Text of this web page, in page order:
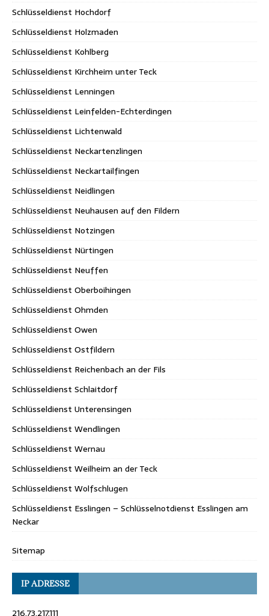
Schlüsseldienst Hochdorf
Schlüsseldienst Holzmaden
Schlüsseldienst Kohlberg
Schlüsseldienst Kirchheim unter Teck
Schlüsseldienst Lenningen
Schlüsseldienst Leinfelden-Echterdingen
Schlüsseldienst Lichtenwald
Schlüsseldienst Neckartenzlingen
Schlüsseldienst Neckartailfingen
Schlüsseldienst Neidlingen
Schlüsseldienst Neuhausen auf den Fildern
Schlüsseldienst Notzingen
Schlüsseldienst Nürtingen
Schlüsseldienst Neuffen
Schlüsseldienst Oberboihingen
Schlüsseldienst Ohmden
Schlüsseldienst Owen
Schlüsseldienst Ostfildern
Schlüsseldienst Reichenbach an der Fils
Schlüsseldienst Schlaitdorf
Schlüsseldienst Unterensingen
Schlüsseldienst Wendlingen
Schlüsseldienst Wernau
Schlüsseldienst Weilheim an der Teck
Schlüsseldienst Wolfschlugen
Schlüsseldienst Esslingen – Schlüsselnotdienst Esslingen am
Neckar
Sitemap
IP ADRESSE
216.73.217.111